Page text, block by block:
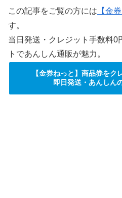
この記事をご覧の方には 【金
す。
当日発送・クレジット手数料0
トであんしん通販が魅力。
【金券ねっと】商品券をク
即日発送・あんしん